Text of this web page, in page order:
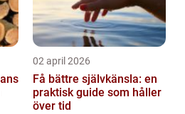
02 april 2026
Få bättre självkänsla: en
praktisk guide som håller
över tid